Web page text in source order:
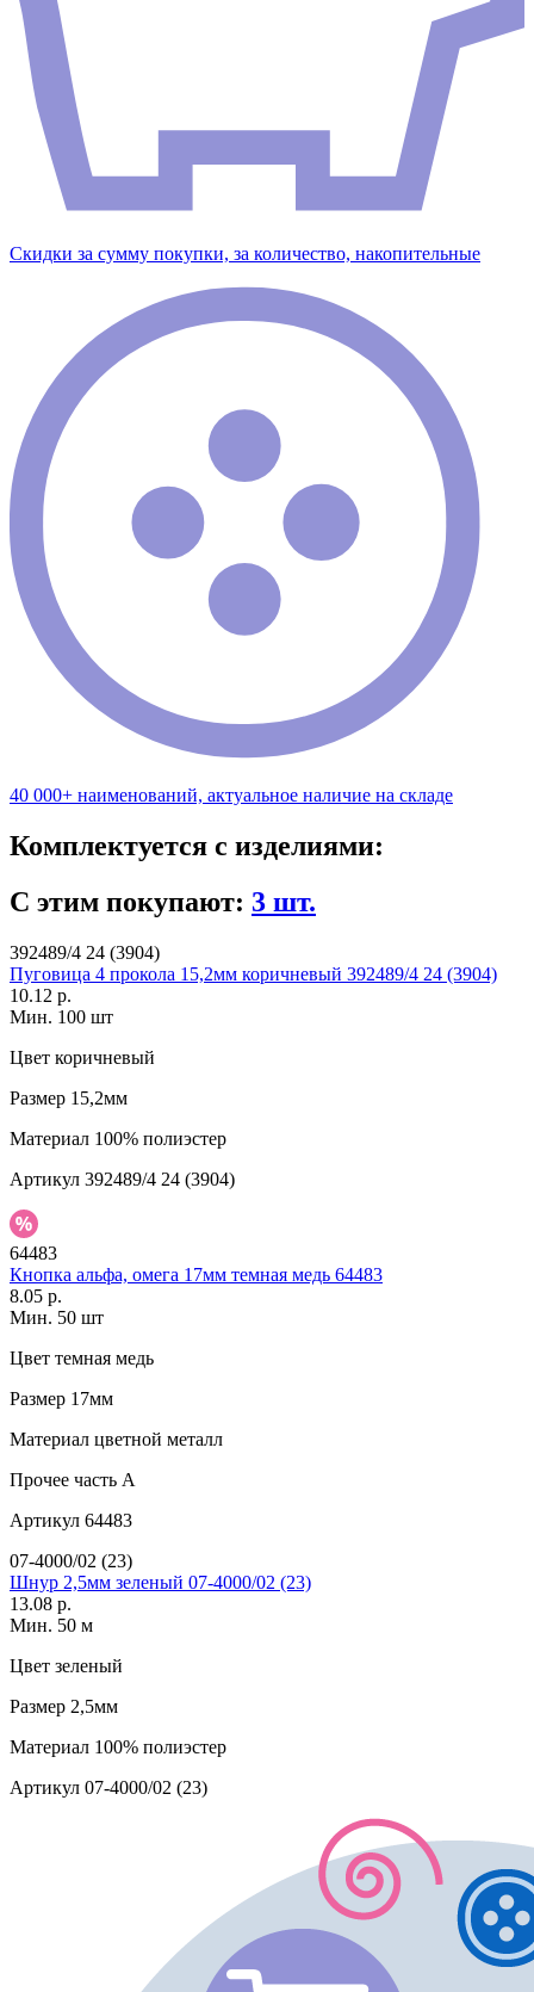
Скидки за сумму покупки, за количество, накопительные
40 000+ наименований, актуальное наличие на складе
Комплектуется с изделиями:
С этим покупают: 3 шт.
392489/4 24 (3904)
Пуговица 4 прокола 15,2мм коричневый 392489/4 24 (3904)
10.12 р.
Мин. 100 шт
Цвет коричневый
Размер 15,2мм
Материал 100% полиэстер
Артикул 392489/4 24 (3904)
64483
Кнопка альфа, омега 17мм темная медь 64483
8.05 р.
Мин. 50 шт
Цвет темная медь
Размер 17мм
Материал цветной металл
Прочее часть A
Артикул 64483
07-4000/02 (23)
Шнур 2,5мм зеленый 07-4000/02 (23)
13.08 р.
Мин. 50 м
Цвет зеленый
Размер 2,5мм
Материал 100% полиэстер
Артикул 07-4000/02 (23)